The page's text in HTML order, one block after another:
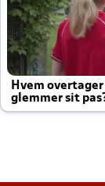
Hvem
glemmer sit
altid til efter